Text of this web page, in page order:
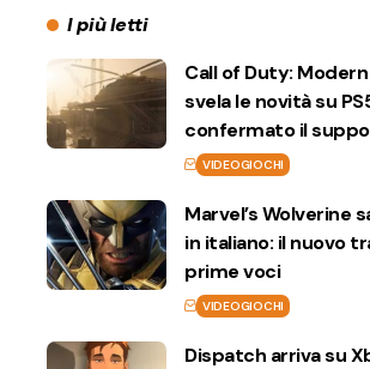
I più letti
Call of Duty:
svela le novità su
confermato il
VIDEOGIOCHI
Marvel’s Wolverine
in italiano: il nuovo
prime voci
VIDEOGIOCHI
Dispatch arriva su